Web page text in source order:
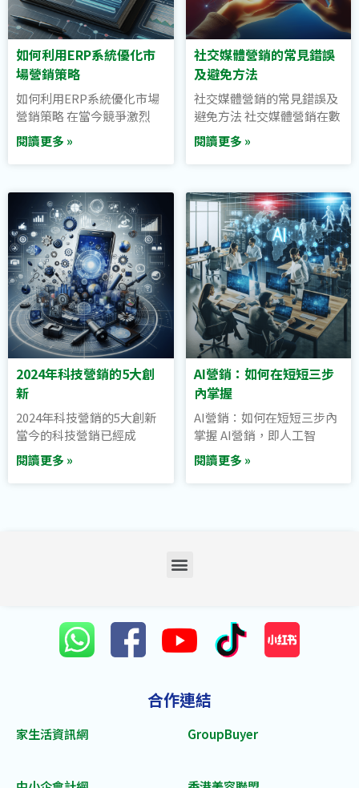
如何利用ERP系統優化市
場營銷策略
如何利用ERP系統優化市場
營銷策略 在當今競爭激烈
閱讀更多 »
社交媒體營銷的常見錯誤
及避免方法
社交媒體營銷的常見錯誤及
避免方法 社交媒體營銷在數
閱讀更多 »
2024年科技營銷的5大創
新
2024年科技營銷的5大創新
當今的科技營銷已經成
閱讀更多 »
AI營銷：如何在短短三步
內掌握
AI營銷：如何在短短三步內
掌握 AI營銷，即人工智
閱讀更多 »
合作連結
家生活資訊網 GroupBuyer